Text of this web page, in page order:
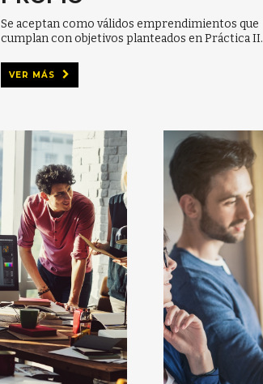
Se aceptan como válidos emprendimientos que
cumplan con objetivos planteados en Práctica II.
VER MÁS